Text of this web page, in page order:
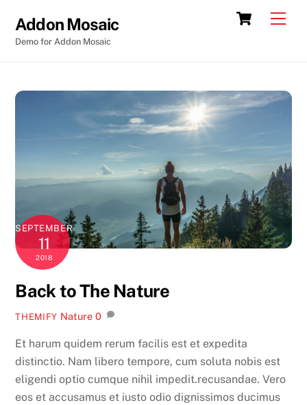
content
Cart
Addon Mosaic
Demo for Addon Mosaic
SEPTEMBER
11
2018
Back to The Nature
THEMIFY Nature 0
Et harum quidem rerum facilis est et expedita
distinctio. Nam libero tempore, cum soluta nobis est
eligendi optio cumque nihil impedit.recusandae. Vero
eos et accusamus et iusto odio dignissimos ducimus